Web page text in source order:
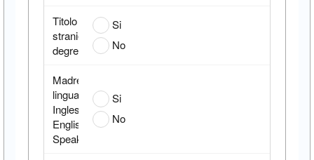
Titolo
straniero/Foreign
degree:
Si
No
Madre
lingua
Inglese/Native
English
Speaker:
Si
No